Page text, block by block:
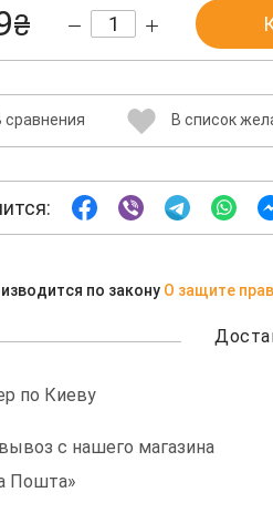
₴
сравнения В список
по закону О защите
по Киеву
с нашего магазина
Пошта»